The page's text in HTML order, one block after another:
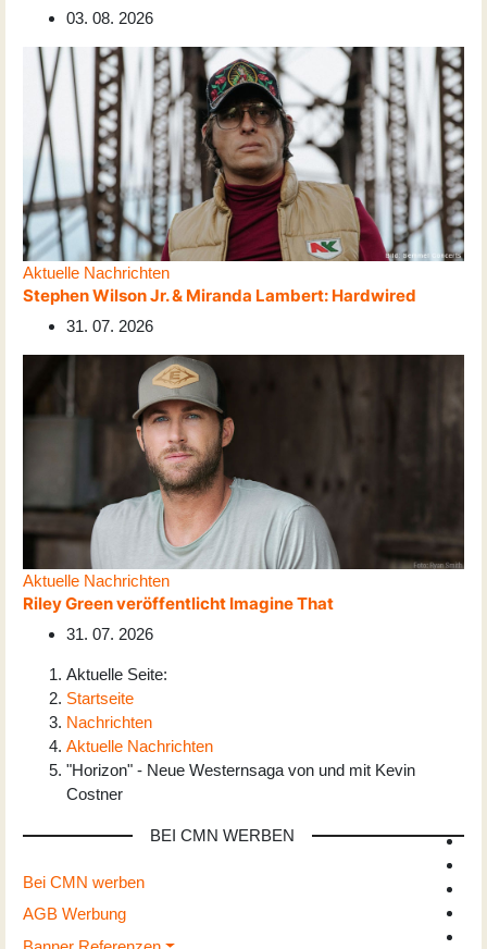
03. 08. 2026
Aktuelle Nachrichten
Stephen Wilson Jr. & Miranda Lambert: Hardwired
31. 07. 2026
Aktuelle Nachrichten
Riley Green veröffentlicht Imagine That
31. 07. 2026
Aktuelle Seite:
Startseite
Nachrichten
Aktuelle Nachrichten
"Horizon" - Neue Westernsaga von und mit Kevin
Costner
BEI CMN WERBEN
Bei CMN werben
AGB Werbung